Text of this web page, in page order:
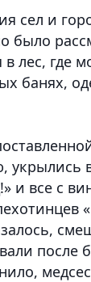
сел и
было
лес, где
банях,
укрылись
и все с
после